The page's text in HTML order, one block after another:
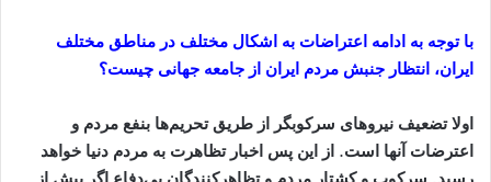
با توجه به ادامه اعتراضات به اشکال مختلف در مناطق مختلف
ایران، انتظار جنبش مردم ایران از جامعه جهانى چیست؟
اولا تضعیف نیروهای سرکوبگر از طریق تحریم‌ها بنفع مردم و
اعترضات آنها است. از این پس اخبار تظاهرت به مردم دنیا خواهد